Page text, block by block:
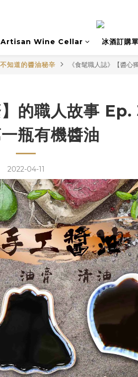
Artisan Wine Cellar 冰酒訂購單
知道的醬油秘辛 《食髦職人誌》【醬心
的職人故事
瓶有機醬油
2022-04-11